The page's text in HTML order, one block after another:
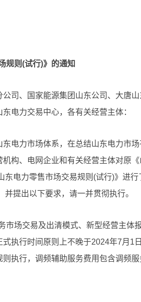
规则(试行)》的通知
司、国家能源集团山东公司、大唐
电力交易中心，各有关经营主体：
电力市场体系，在总结山东电力市
构、电网企业和有关经营主体对原《
电力零售市场交易规则(试行)》进行
提出以下要求，请一并贯彻执行。
市场交易及出清模式、新型经营主体
执行时间原则上不晚于2024年7月1
执行，调频辅助服务费用包含调频